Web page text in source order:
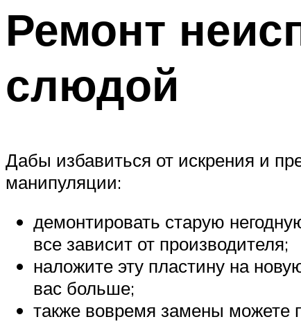
Ремонт
слюдой
Дабы избавиться от искрения и
манипуляции:
демонтировать старую
все зависит от производителя;
наложите эту пластину на
вас больше;
также вовремя замены можете